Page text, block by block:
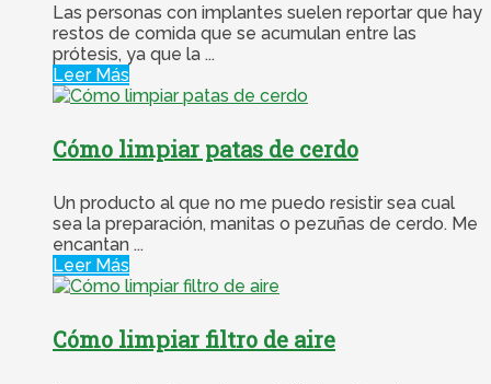
Las personas con implantes suelen reportar que hay
restos de comida que se acumulan entre las
prótesis, ya que la ...
Leer Más
Cómo limpiar patas de cerdo
Un producto al que no me puedo resistir sea cual
sea la preparación, manitas o pezuñas de cerdo. Me
encantan ...
Leer Más
Cómo limpiar filtro de aire